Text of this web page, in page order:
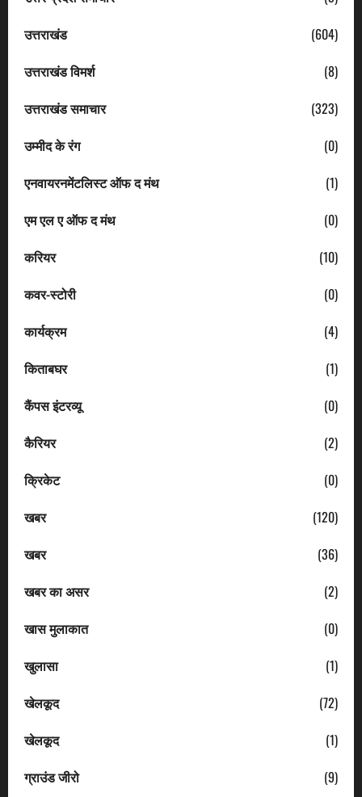
उत्तराखंड
(604)
उत्तराखंड विमर्श
(8)
उत्तराखंड समाचार
(323)
उम्मीद के रंग
(0)
एनवायरनमेंटलिस्ट ऑफ द मंथ
(1)
एम एल ए ऑफ द मंथ
(0)
करियर
(10)
कवर-स्टोरी
(0)
कार्यक्रम
(4)
किताबघर
(1)
कैंपस इंटरव्यू
(0)
कैरियर
(2)
क्रिकेट
(0)
खबर
(120)
खबर
(36)
खबर का असर
(2)
खास मुलाकात
(0)
खुलासा
(1)
खेलकूद
(72)
खेलकूद
(1)
ग्राउंड जीरो
(9)